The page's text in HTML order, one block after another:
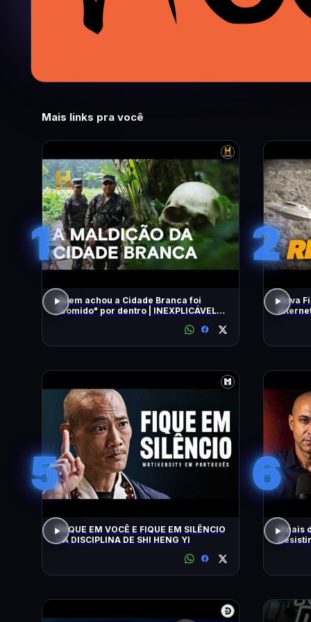
Mais links pra você
1
Quem achou a Cidade Branca foi
"comido" por dentro | INEXPLICÁVEL
2
Nova
5
FOQUE EM VOCÊ E FIQUE EM SILÊNCIO
– A DISCIPLINA DE SHI HENG YI
6
Sinais